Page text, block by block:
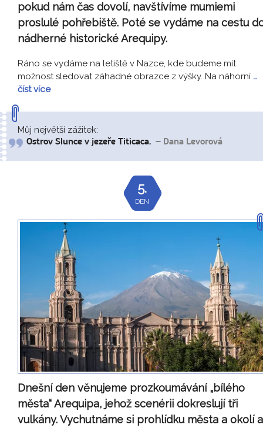
pokud nám čas dovolí, navštívíme mumiemi
proslulé pohřebiště. Poté se vydáme na cestu
nádherné historické Arequipy.
Ráno se vydáme na letiště v Nazce, kde budeme mít
možnost sledovat záhadné obrazce z výšky. Na náhorní …
číst více
Můj největší zážitek:
Ostrov Slunce v jezeře Titicaca. – Dana Levorová
5.
DEN
Dnešní den věnujeme prozkoumávání „bílého
města“ Arequipa, jehož scenérii dokreslují tři
vulkány. Vychutnáme si prohlídku města a okolí a